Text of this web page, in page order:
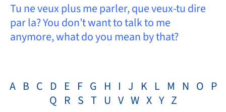
Tu ne veux plus me parler, que veux-tu dire
par la? You don’t want to talk to me
anymore, what do you mean by that?
A B C D E F G H I J K L M N O P
Q R S T U V W X Y Z